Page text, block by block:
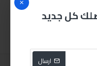
كل جديد
ارسال